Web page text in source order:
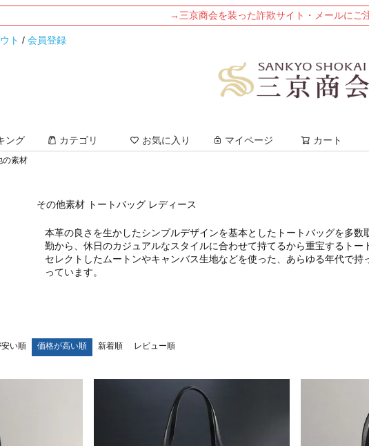
→三京商会を装った詐欺サイト・メールにご
ト / 会員登録
ング カテゴリ お気に入り マイページ カート
の素材
その他素材 トートバッグ レディース
本革の良さを生かしたシンプルデザインを基本としたトートバッグを多数
勤から、休日のカジュアルなスタイルに合わせて持てるから重宝するトー
セレクトしたムートンやキャンバス生地などを使った、あらゆる年代で
っています。
い順 価格が高い順 新着順 レビュー順